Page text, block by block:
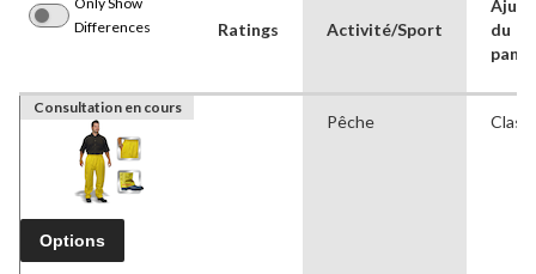
Differences
Ratings Activité/Sport
du
Consultation en cours
Options
Pêche